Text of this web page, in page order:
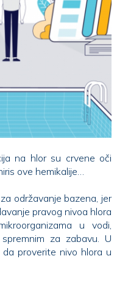
na hlor su crvene oči
ove hemikalije…
održavanje bazena, jer
pravog nivoa hlora
u vodi,
za zabavu. U
proverite nivo hlora u